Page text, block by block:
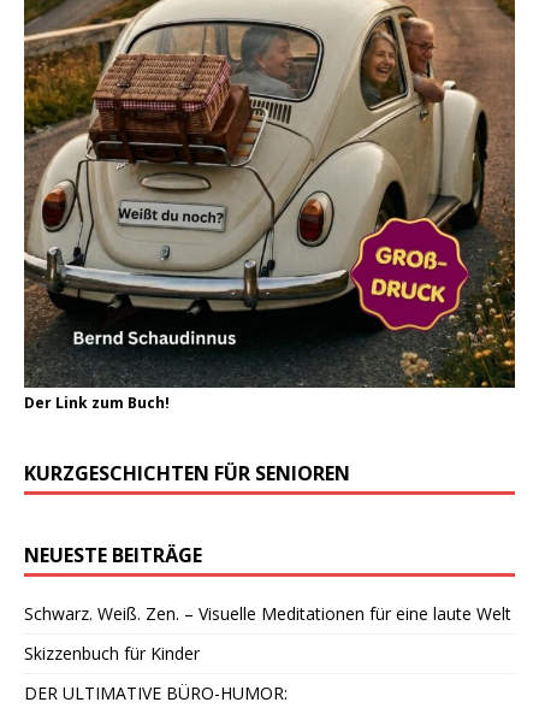
Der Link zum Buch!
KURZGESCHICHTEN FÜR SENIOREN
NEUESTE BEITRÄGE
Schwarz. Weiß. Zen. – Visuelle Meditationen für eine laute Welt
Skizzenbuch für Kinder
DER ULTIMATIVE BÜRO-HUMOR: